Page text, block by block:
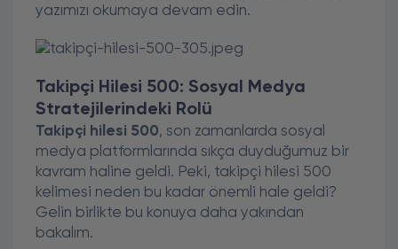
yazımızı okumaya devam edin.
Takipçi Hilesi 500: Sosyal Medya
Stratejilerindeki Rolü
Takipçi hilesi 500, son zamanlarda sosyal
medya platformlarında sıkça duyduğumuz bir
kavram haline geldi. Peki, takipçi hilesi 500
kelimesi neden bu kadar önemli hale geldi?
Gelin birlikte bu konuya daha yakından
bakalım.